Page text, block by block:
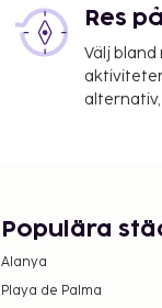
Res
Välj
alternativ,
Populära
Alanya
Playa de Palma